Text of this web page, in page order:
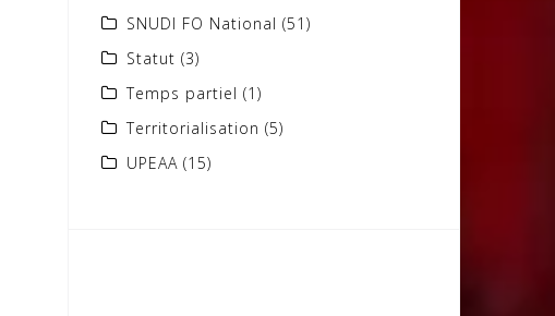
SNUDI FO National (51)
Statut (3)
Temps partiel (1)
Territorialisation (5)
UPEAA (15)